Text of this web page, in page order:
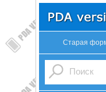
Старая